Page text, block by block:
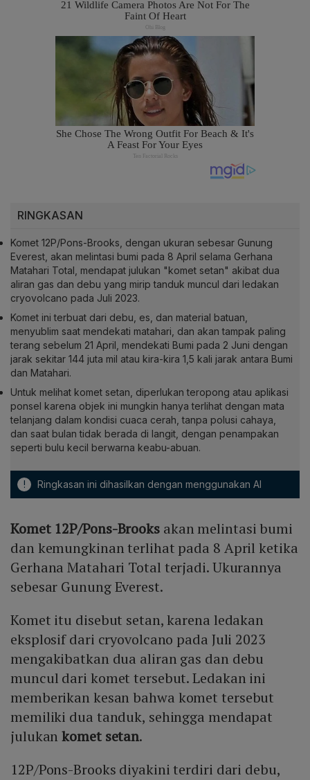
RINGKASAN
Komet 12P/Pons-Brooks, dengan ukuran sebesar Gunung
Everest, akan melintasi bumi pada 8 April selama Gerhana
Matahari Total, mendapat julukan "komet setan" akibat dua
aliran gas dan debu yang mirip tanduk muncul dari ledakan
cryovolcano pada Juli 2023.
Komet ini terbuat dari debu, es, dan material batuan,
menyublim saat mendekati matahari, dan akan tampak paling
terang sebelum 21 April, mendekati Bumi pada 2 Juni dengan
jarak sekitar 144 juta mil atau kira-kira 1,5 kali jarak antara Bumi
dan Matahari.
Untuk melihat komet setan, diperlukan teropong atau aplikasi
ponsel karena objek ini mungkin hanya terlihat dengan mata
telanjang dalam kondisi cuaca cerah, tanpa polusi cahaya,
dan saat bulan tidak berada di langit, dengan penampakan
seperti bulu kecil berwarna keabu-abuan.
! Ringkasan ini dihasilkan dengan menggunakan AI
Komet 12P/Pons-Brooksakan melintasi bumi
dan kemungkinan terlihat pada 8 April ketika
Gerhana Matahari Total terjadi. Ukurannya
sebesar Gunung Everest.
Komet itu disebut setan, karena ledakan
eksplosif dari cryovolcano pada Juli 2023
mengakibatkan dua aliran gas dan debu
muncul dari komet tersebut. Ledakan ini
memberikan kesan bahwa komet tersebut
memiliki dua tanduk, sehingga mendapat
julukankomet setan.
12P/Pons-Brooks diyakini terdiri dari debu,